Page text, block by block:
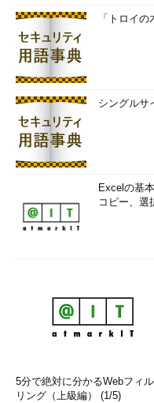
トレジャーデータの田籠
他の競合オープンソースソ
「海外では、OpenStack
い。一方、Kubernetesでは
Native Computing
の採用に向けて、詰めの段
Java VMによるオーバーヘ
いが、Fluentdにはある。
用しやすい。
時に環境構築を行うケー
なデータソースからのデー
一般企業におけるシステ
くい。もう少しHadoopか
のようなツールが適して
オープンソースソフト
関係
「トロイ
シングルサ
Excelの基
コピー、選
5分で絶対に分かるWebフィ
リング（上級編） (1/5)